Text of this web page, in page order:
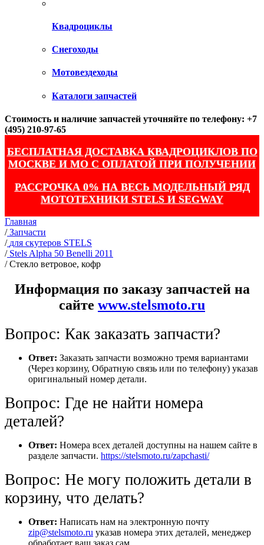
Квадроциклы
Снегоходы
Мотовездеходы
Каталоги запчастей
Стоимость и наличие запчастей уточняйте по телефону: +7
(495) 210-97-65
БЕСПЛАТНАЯ ДОСТАВКА КВАДРОЦИКЛОВ ПО
МОСКВЕ И МО С ОПЛАТОЙ ПРИ ПОЛУЧЕНИИ
РАССРОЧКА 0% НА ВЕСЬ МОДЕЛЬНЫЙ РЯД
МОТОТЕХНИКИ STELS И SEGWAY
Главная
/ Запчасти
/ для скутеров STELS
/ Stels Alpha 50 Benelli 2011
/Стекло ветровое, кофр
Информация по заказу запчастей на
сайте www.stelsmoto.ru
Вопрос: Как заказать запчасти?
Ответ: Заказать запчасти возможно тремя вариантами
(Через корзину, Обратную связь или по телефону) указав
оригинальный номер детали.
Вопрос: Где не найти номера
деталей?
Ответ: Номера всех деталей доступны на нашем сайте в
разделе запчасти. https://stelsmoto.ru/zapchasti/
Вопрос: Не могу положить детали в
корзину, что делать?
Ответ: Написать нам на электронную почту
zip@stelsmoto.ru указав номера этих деталей, менеджер
обработает ваш заказ сам.